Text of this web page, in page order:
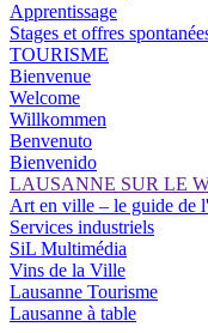
Apprentissage
Stages et offres
TOURISME
Bienvenue
Welcome
Willkommen
Benvenuto
Bienvenido
LAUSANNE SUR LE
Art en ville – le guide de
Services industriels
SiL Multimédia
Vins de la Ville
Lausanne Tourisme
Lausanne à table